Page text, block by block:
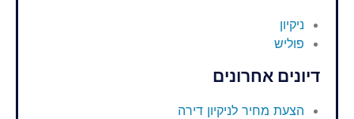
ניקיון
פוליש
דיונים אחרונים
הצעת מחיר לניקיון דירה